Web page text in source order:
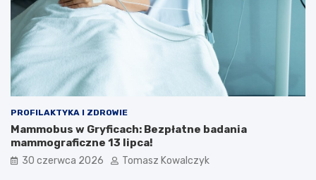
PROFILAKTYKA I ZDROWIE
Mammobus w Gryficach: Bezpłatne badania
mammograficzne 13 lipca!
30 czerwca 2026 Tomasz Kowalczyk